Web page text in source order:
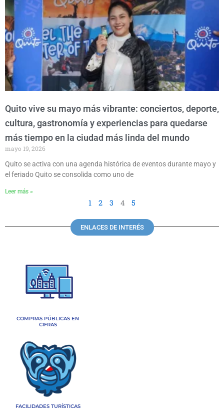
Quito vive su mayo más vibrante: conciertos, deporte,
cultura, gastronomía y experiencias para quedarse
más tiempo en la ciudad más linda del mundo
mayo 19, 2026
Quito se activa con una agenda histórica de eventos durante mayo y
el feriado Quito se consolida como uno de
Leer más »
1 2 3 4 5
ENLACES DE INTERÉS
COMPRAS PÚBLICAS EN
CIFRAS
FACILIDADES TURÍSTICAS